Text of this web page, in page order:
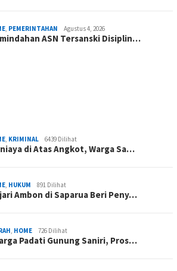
PEMERINTAHAN Agustus 4, 2026
ASN Tersanski Disiplin…
KRIMINAL 6439 Dilihat
di Atas Angkot, Warga Sa…
HUKUM 891 Dilihat
Ambon di Saparua Beri Peny…
HOME 726 Dilihat
Padati Gunung Saniri, Pros…